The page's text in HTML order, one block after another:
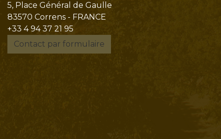
5, Place Général de Gaulle
83570 Correns - FRANCE
+33 4 94 37 21 95
Contact par formulaire